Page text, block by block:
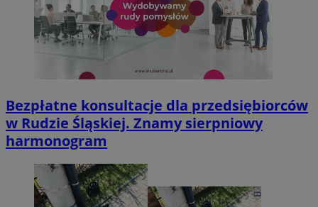
Bezpłatne konsultacje dla przedsiębiorców
w Rudzie Śląskiej. Znamy sierpniowy
harmonogram